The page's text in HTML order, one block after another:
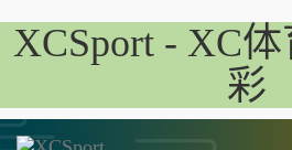
XCSport - XC
彩